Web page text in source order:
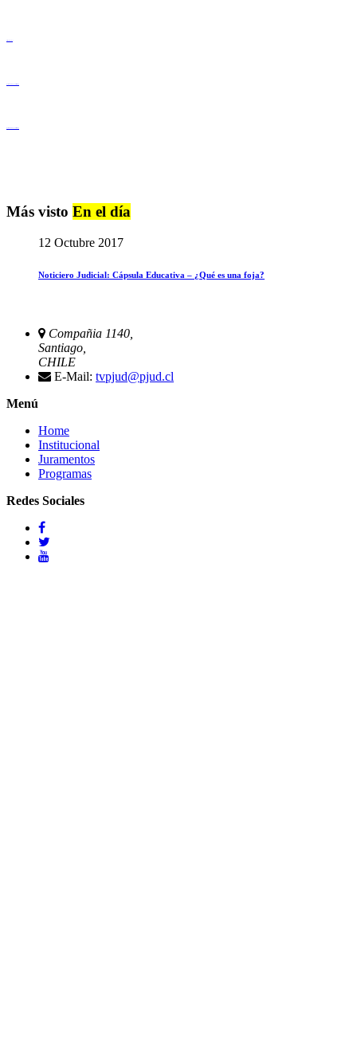
Más visto En el día
12 Octubre 2017
Noticiero Judicial: Cápsula Educativa – ¿Qué es una foja?
Compañia 1140,
Santiago,
CHILE
E-Mail: tvpjud@pjud.cl
Menú
Home
Institucional
Juramentos
Programas
Redes Sociales